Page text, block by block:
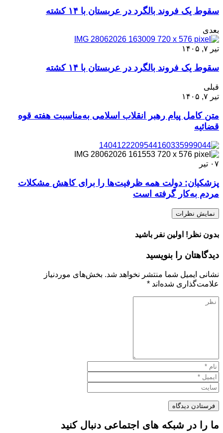
سقوط یک فروند بالگرد در عربستان با ۱۴ کشته
بعدی
تیر ۷, ۱۴۰۵
سقوط یک فروند بالگرد در عربستان با ۱۴ کشته
قبلی
تیر ۷, ۱۴۰۵
متن کامل پیام رهبر انقلاب اسلامی به‌مناسبت هفته قوه
قضائیه
۰۷ تیر
پزشکیان: دولت همه ظرفیت‌ها را برای کاهش مشکلات
مردم به‌کار گرفته است
نمایش نظرات
بدون نظر! اولین نفر باشید
دیدگاهتان را بنویسید
نشانی ایمیل شما منتشر نخواهد شد. بخش‌های موردنیاز
علامت‌گذاری شده‌اند *
ما را در شبکه های اجتماعی دنبال کنید